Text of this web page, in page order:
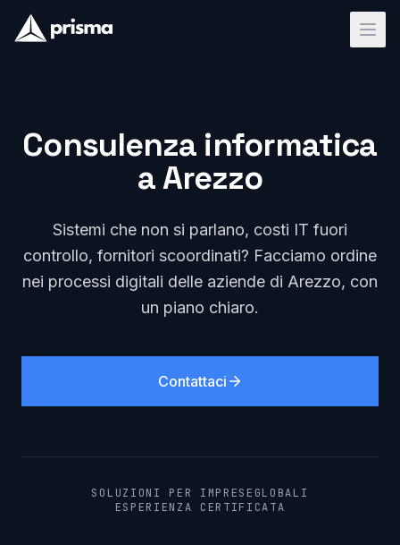
Consulenza informatica
a Arezzo
Sistemi che non si parlano, costi IT fuori
controllo, fornitori scoordinati? Facciamo ordine
nei processi digitali delle aziende di Arezzo, con
un piano chiaro.
Contattaci
SOLUZIONI PER IMPRESE GLOBALI
ESPERIENZA CERTIFICATA